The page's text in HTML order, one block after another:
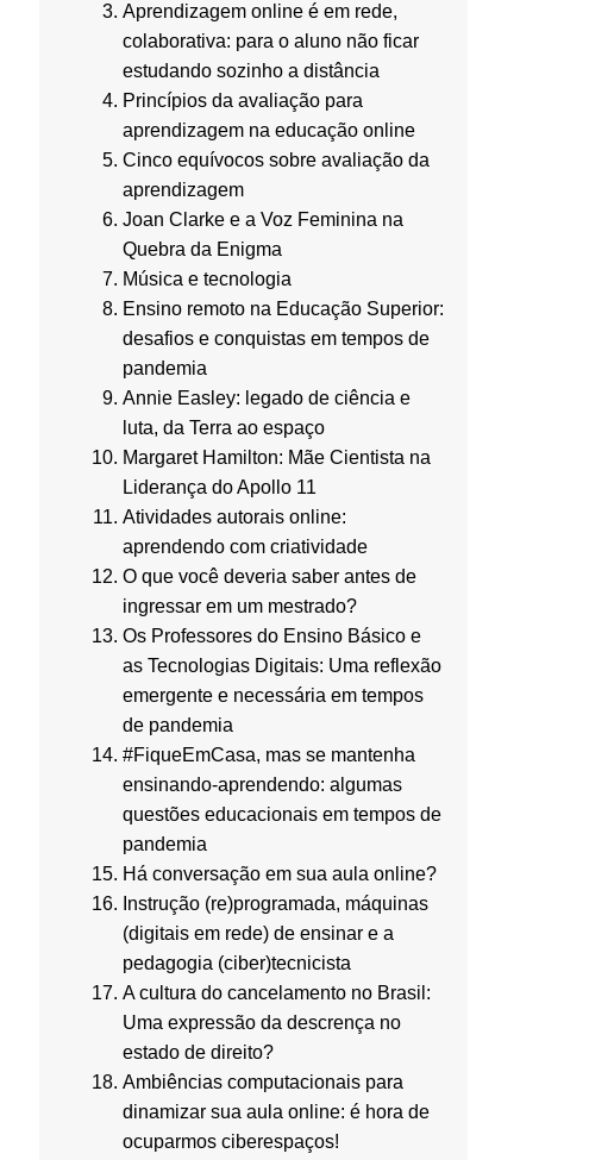
Aprendizagem online é em rede,
colaborativa: para o aluno não ficar
estudando sozinho a distância
Princípios da avaliação para
aprendizagem na educação online
Cinco equívocos sobre avaliação da
aprendizagem
Joan Clarke e a Voz Feminina na
Quebra da Enigma
Música e tecnologia
Ensino remoto na Educação Superior:
desafios e conquistas em tempos de
pandemia
Annie Easley: legado de ciência e
luta, da Terra ao espaço
Margaret Hamilton: Mãe Cientista na
Liderança do Apollo 11
Atividades autorais online:
aprendendo com criatividade
O que você deveria saber antes de
ingressar em um mestrado?
Os Professores do Ensino Básico e
as Tecnologias Digitais: Uma reflexão
emergente e necessária em tempos
de pandemia
#FiqueEmCasa, mas se mantenha
ensinando-aprendendo: algumas
questões educacionais em tempos de
pandemia
Há conversação em sua aula online?
Instrução (re)programada, máquinas
(digitais em rede) de ensinar e a
pedagogia (ciber)tecnicista
A cultura do cancelamento no Brasil:
Uma expressão da descrença no
estado de direito?
Ambiências computacionais para
dinamizar sua aula online: é hora de
ocuparmos ciberespaços!